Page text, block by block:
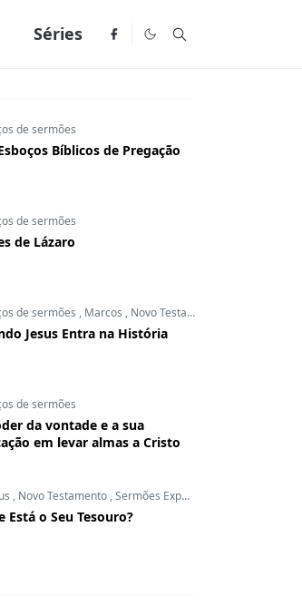
Séries
de sermões
Bíblicos de Pregação
de sermões
de Lázaro
de sermões , Marcos , Novo Testamento
Jesus Entra na História
de sermões
da vontade e a sua
em levar almas a Cristo
, Novo Testamento ,Sermões Expositivos
Está o Seu Tesouro?